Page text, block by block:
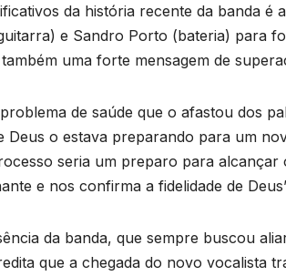
da história recente da banda é
e Sandro Porto (bateria) para
uma forte mensagem de
de saúde que o afastou dos
Deus o estava preparando para um
seria um preparo para alcançar
e nos confirma a fidelidade de
da banda, que sempre buscou
que a chegada do novo vocalista